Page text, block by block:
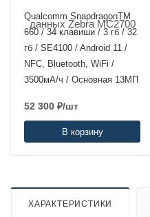
Qualcomm SnapdragonTM
660 / 34 клавиши / 3 гб / 32
гб / SE4100 / Android 11 /
NFC, Bluetooth, WiFi /
3500мА/ч / Основная 13МП
52 300 ₽/шт
В корзину
ХАРАКТЕРИСТИКИ